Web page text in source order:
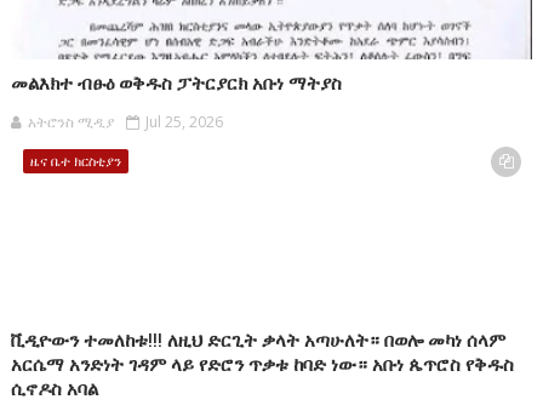
መልእክተ ብፁዕ ወቅዱስ ፓትርያርክ አቡነ ማትያስ
አትሮንስ ሚዲያ Jul 25, 2026
ዜና ቤተ ክርስቲያን
ቪዲዮውን ተመለከቱ!!! ለዚህ ድርጊት ቃላት አጣሁለት። በወሎ መካነ ሰላም
አርሴማ አንድነት ገዳም ላይ የድሮን ጥቃቱ ከባድ ነው። አቡነ ጴጥሮስ የቅዱስ
ሲኖዶስ አባል